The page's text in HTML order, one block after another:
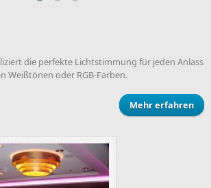
die perfekte Lichtstimmung für jeden Anlass
Weißtönen oder RGB-Farben.
Mehr erfahren